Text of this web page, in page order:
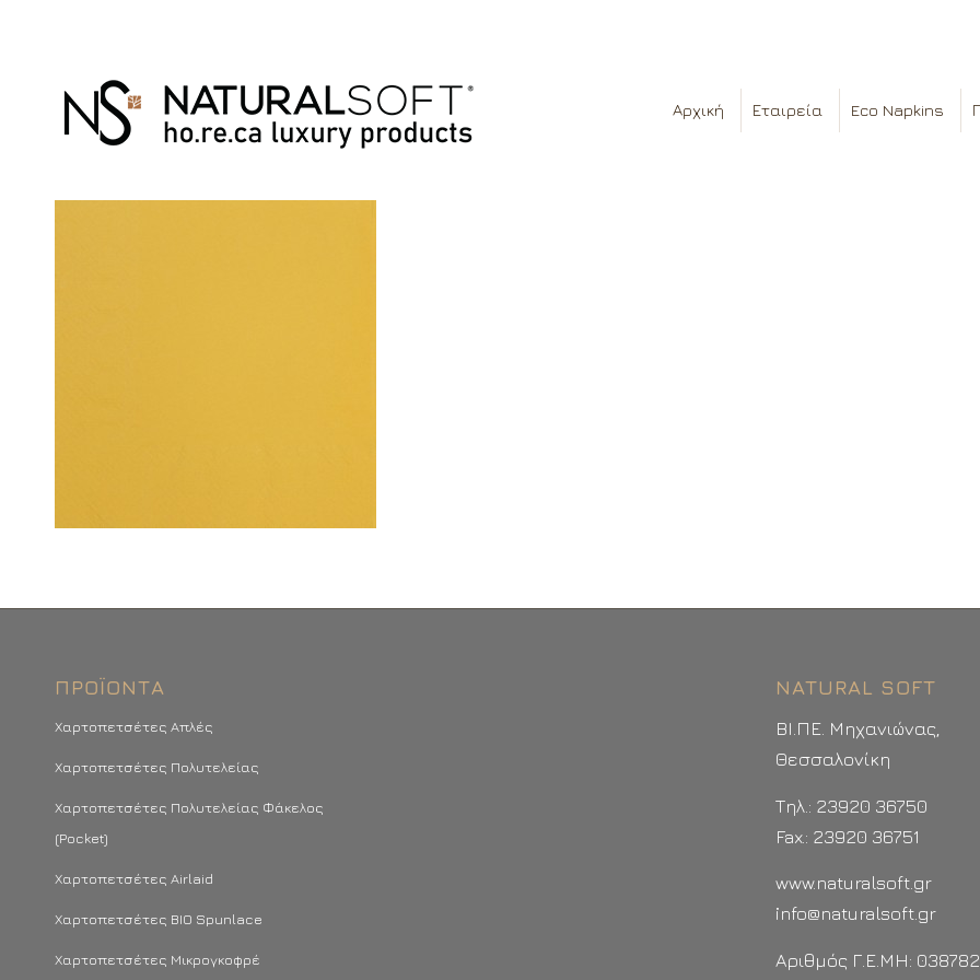
Αρχική Εταιρεία Eco Napkins
ΠΡΟΪΌΝΤΑ
Χαρτοπετσέτες Απλές
Χαρτοπετσέτες Πολυτελείας
Χαρτοπετσέτες Πολυτελείας Φάκελος
(Pocket)
Χαρτοπετσέτες Airlaid
Χαρτοπετσέτες BIO Spunlace
Χαρτοπετσέτες Μικρογκοφρέ
NATURAL SOFT
ΒΙ.ΠΕ. Μηχανιώνας,
Θεσσαλονίκη
Τηλ.: 23920 36750
Fax.: 23920 36751
www.naturalsoft.gr
info@naturalsoft.gr
Αριθμός Γ.Ε.ΜΗ: